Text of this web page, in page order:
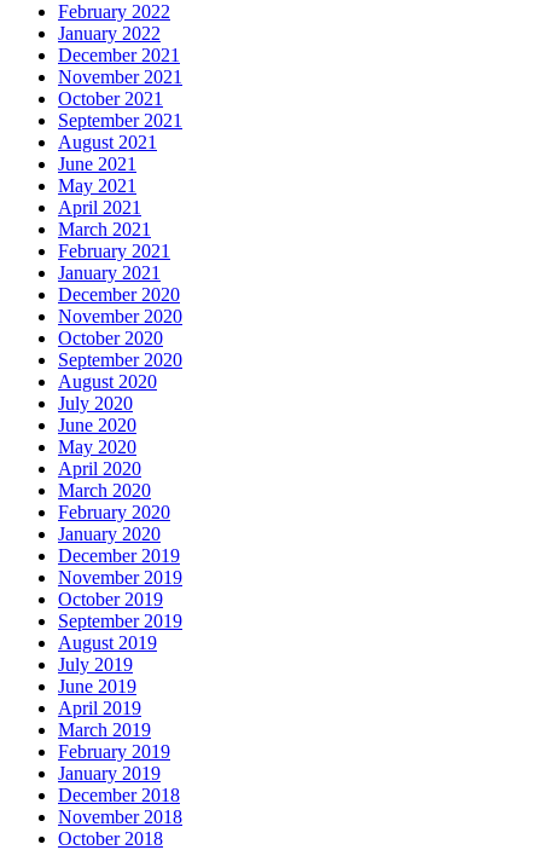
February 2022
January 2022
December 2021
November 2021
October 2021
September 2021
August 2021
June 2021
May 2021
April 2021
March 2021
February 2021
January 2021
December 2020
November 2020
October 2020
September 2020
August 2020
July 2020
June 2020
May 2020
April 2020
March 2020
February 2020
January 2020
December 2019
November 2019
October 2019
September 2019
August 2019
July 2019
June 2019
April 2019
March 2019
February 2019
January 2019
December 2018
November 2018
October 2018